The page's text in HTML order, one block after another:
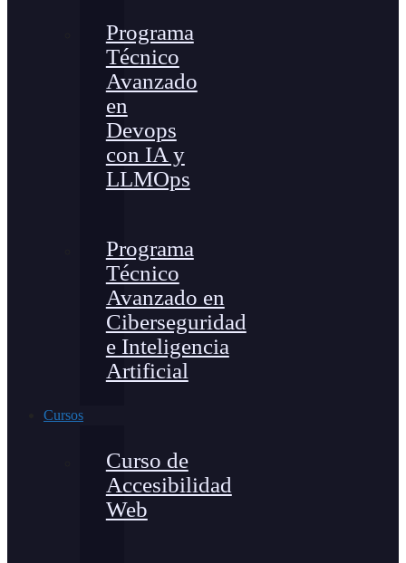
Programa
Técnico
Avanzado
en
Devops
con IA y
LLMOps
Programa
Técnico
Avanzado en
Ciberseguridad
e Inteligencia
Artificial
Cursos
Curso de
Accesibilidad
Web